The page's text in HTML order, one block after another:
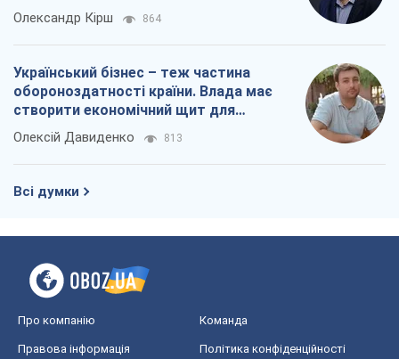
Олександр Кірш 864
Український бізнес – теж частина
обороноздатності країни. Влада має
створити економічний щит для
компаній
Олексій Давиденко 813
Всі думки
Про компанію Команда
Правова інформація Політика конфіденційності